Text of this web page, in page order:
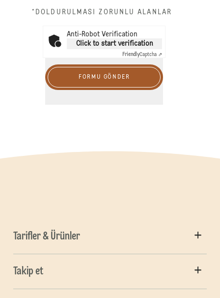
*DOLDURULMASI ZORUNLU ALANLAR
Anti-Robot Verification
Click to start verification
FriendlyCaptcha ⇗
FORMU GÖNDER
Tarifler & Ürünler
Takip et